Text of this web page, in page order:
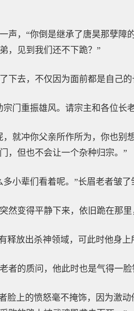
声，“你倒是继承了唐昊那孽障
，见到我们还不下跪？”
下去，不仅因为面前都是自己的
门重振雄风。请宗主和各位长
，就冲你父亲所作所为，你也
，但也不会让一个杂种归宗。”
小辈们看着呢。”长眉老者皱了
然变得平静下来，依旧跪在那里
释放出杀神领域，可此时他身上
者的质问，他此时也是气得一脸
脸上的愤怒毫不掩饰，因为激